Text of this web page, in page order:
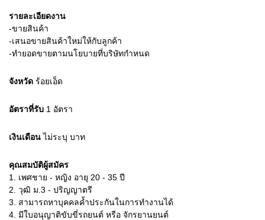
รายละเอียดงาน
-ขายสินค้า
-เสนอขายสินค้าใหม่ให้กับลูกค้า
-ทำยอดขายตามนโยบายที่บริษัทกำหนด
จังหวัด ร้อยเอ็ด
อัตราที่รับ 1 อัตรา
เงินเดือนไม่ระบุ บาท
คุณสมบัติผู้สมัคร
1.
เพศชาย - หญิง อายุ 20 - 35 ปี
2. วุฒิ ม.3 - ปริญญาตรี
3.
สามารถหาบุคคลค้ำประกันในการทำงานได้
4. มีใบอนุญาติขับขี่รถยนต์ หรือ จักรยานยนต์